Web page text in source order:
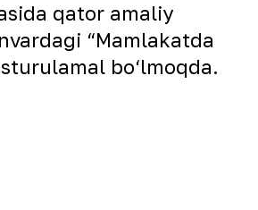
qator amaliy
“Mamlakatda
bo‘lmoqda.